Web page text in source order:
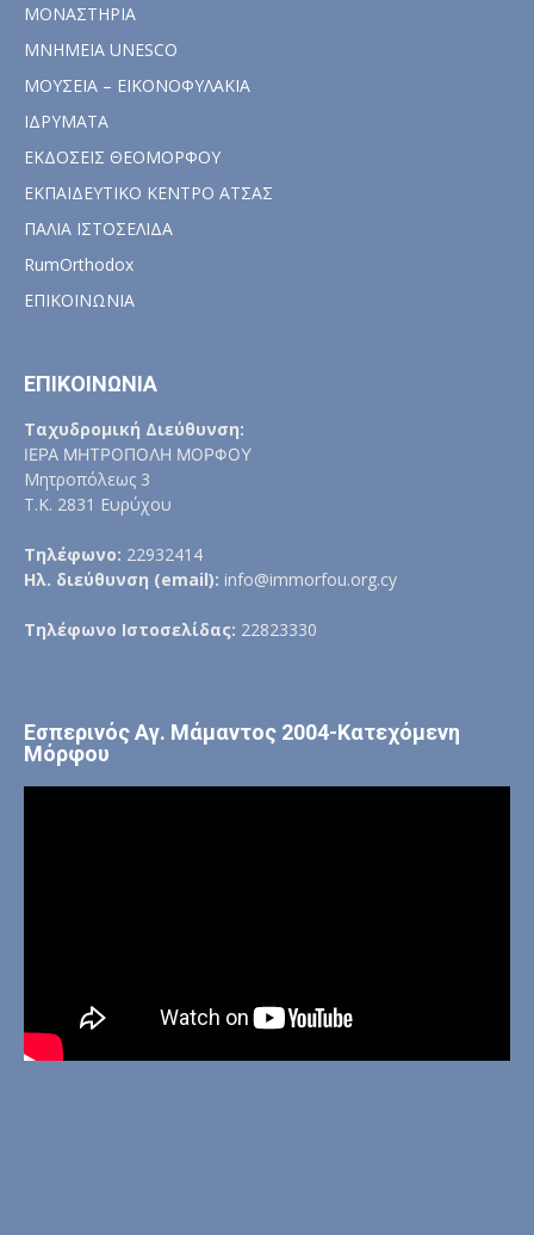
ΜΟΝΑΣΤΗΡΙΑ
ΜΝΗΜΕΙΑ UNESCO
ΜΟΥΣΕΙΑ – ΕΙΚΟΝΟΦΥΛΑΚΙΑ
ΙΔΡΥΜΑΤΑ
ΕΚΔΟΣΕΙΣ ΘΕΟΜΟΡΦΟΥ
ΕΚΠΑΙΔΕΥΤΙΚΟ ΚΕΝΤΡΟ ΑΤΣΑΣ
ΠΑΛΙΑ ΙΣΤΟΣΕΛΙΔΑ
RumOrthodox
ΕΠΙΚΟΙΝΩΝΙΑ
ΕΠΙΚΟΙΝΩΝΙΑ
Ταχυδρομική Διεύθυνση:
ΙΕΡΑ ΜΗΤΡΟΠΟΛΗ ΜΟΡΦΟΥ
Μητροπόλεως 3
Τ.Κ. 2831 Ευρύχου
Τηλέφωνο: 22932414
Ηλ. διεύθυνση (email): info@immorfou.org.cy
Τηλέφωνο Ιστοσελίδας: 22823330
Εσπερινός Αγ. Μάμαντος 2004-Κατεχόμενη
Μόρφου